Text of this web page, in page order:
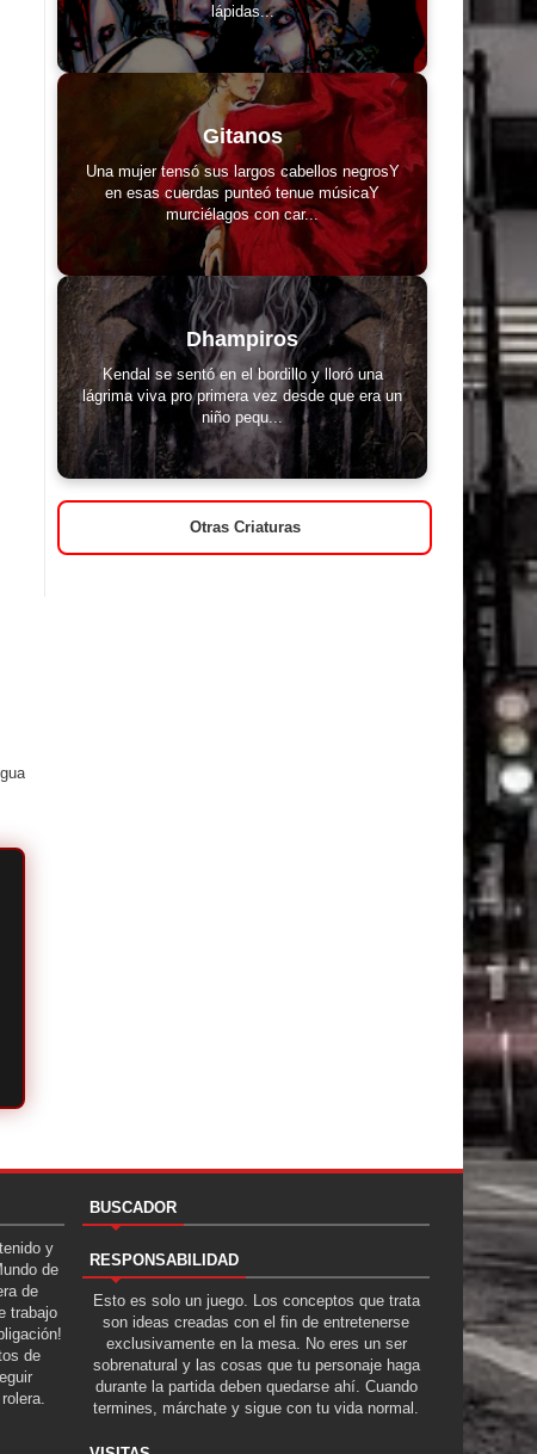
lápidas...
Gitanos
Una mujer tensó sus largos cabellos negrosY
en esas cuerdas punteó tenue músicaY
murciélagos con car...
Dhampiros
Kendal se sentó en el bordillo y lloró una
lágrima viva pro primera vez desde que era un
niño pequ...
Otras Criaturas
y
de
de
trabajo
de
BUSCADOR
RESPONSABILIDAD
Esto es solo un juego. Los conceptos que trata
son ideas creadas con el fin de entretenerse
exclusivamente en la mesa. No eres un ser
sobrenatural y las cosas que tu personaje haga
durante la partida deben quedarse ahí. Cuando
termines, márchate y sigue con tu vida normal.